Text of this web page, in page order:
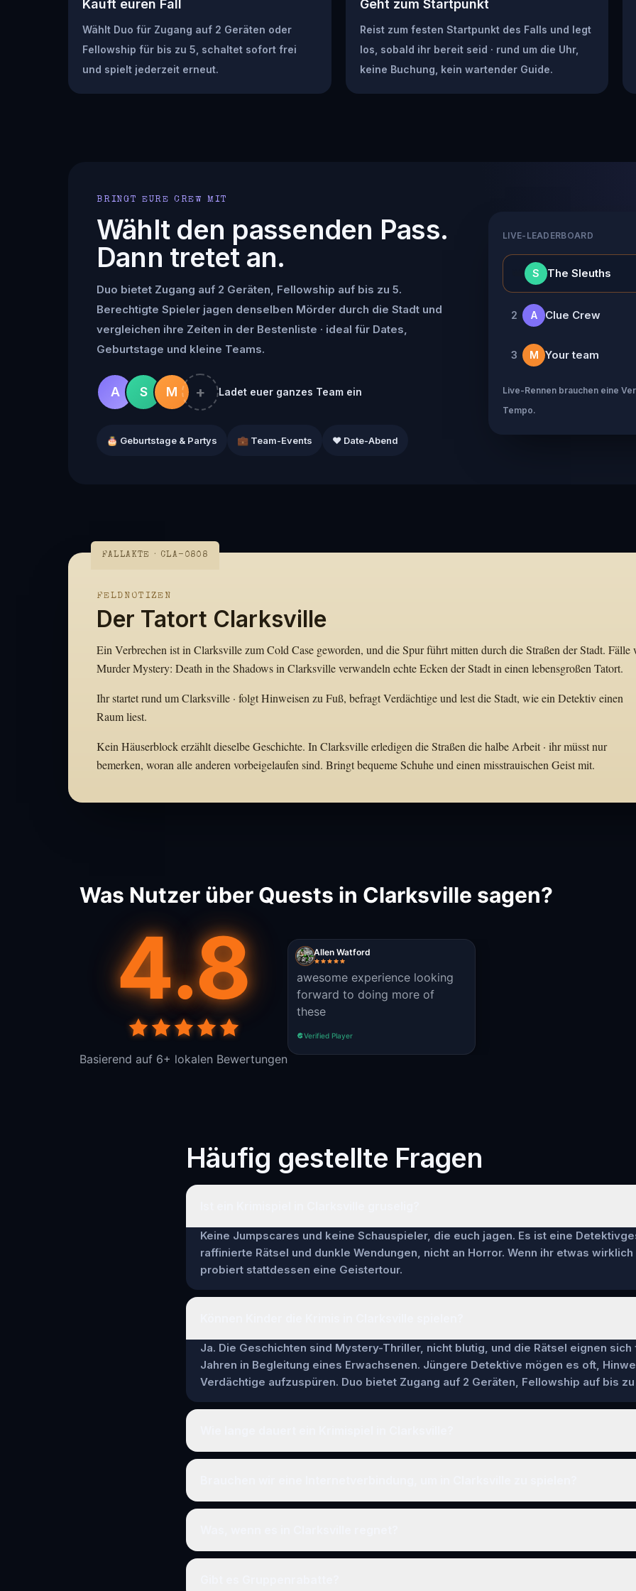
Kauft euren Fall
Wählt Duo für Zugang auf 2 Geräten oder
Fellowship für bis zu 5, schaltet sofort frei
und spielt jederzeit erneut.
Geht zum Startpunkt
Reist zum festen Startpunkt des Falls und legt
los, sobald ihr bereit seid · rund um die Uhr,
keine Buchung, kein wartender Guide.
BRINGT EURE CREW MIT
Wählt den passenden Pass.
Dann tretet an.
Duo bietet Zugang auf 2 Geräten, Fellowship auf bis zu 5.
Berechtigte Spieler jagen denselben Mörder durch die Stadt und
vergleichen ihre Zeiten in der Bestenliste · ideal für Dates,
Geburtstage und kleine Teams.
A S M + Ladet euer ganzes Team ein
🎂 Geburtstage & Partys 💼 Team-Events ❤️ Date-Abend
LIVE-LEADERBOARD
S The Sleuths
2 A Clue Crew
3 M Your team
Live-Rennen brauchen eine
Tempo.
FALLAKTE · CLA-0808
FELDNOTIZEN
Der Tatort Clarksville
Ein Verbrechen ist in Clarksville zum Cold Case geworden, und die Spur führt mitten durch die Straßen der Stadt. Fälle
Murder Mystery: Death in the Shadows in Clarksville verwandeln echte Ecken der Stadt in einen lebensgroßen Tatort.
Ihr startet rund um Clarksville · folgt Hinweisen zu Fuß, befragt Verdächtige und lest die Stadt, wie ein Detektiv einen
Raum liest.
Kein Häuserblock erzählt dieselbe Geschichte. In Clarksville erledigen die Straßen die halbe Arbeit · ihr müsst nur
bemerken, woran alle anderen vorbeigelaufen sind. Bringt bequeme Schuhe und einen misstrauischen Geist mit.
Was Nutzer über Quests in Clarksville sagen?
4.8
Basierend auf 6+ lokalen Bewertungen
Allen Watford
awesome experience looking
forward to doing more of
these
Verified Player
Häufig gestellte Fragen
Keine Jumpscares und keine Schauspieler, die euch jagen. Es ist eine
raffinierte Rätsel und dunkle Wendungen, nicht an Horror. Wenn ihr etwas
probiert stattdessen eine Geistertour.
Ja. Die Geschichten sind Mystery-Thriller, nicht blutig, und die Rätsel eignen sich
Jahren in Begleitung eines Erwachsenen. Jüngere Detektive mögen es oft,
Verdächtige aufzuspüren. Duo bietet Zugang auf 2 Geräten, Fellowship auf bis zu